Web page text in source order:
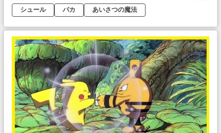
シュール
バカ あいさつの魔法